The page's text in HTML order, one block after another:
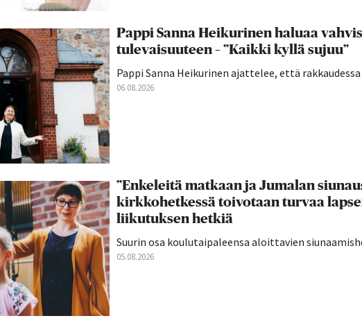
Pappi Sanna Heikurinen haluaa
tulevaisuuteen – ”Kaikki kyllä sujuu”
Pappi Sanna Heikurinen ajattelee, että
06.08.2026
”Enkeleitä matkaan ja Jumalan
kirkkohetkessä toivotaan turvaa
liikutuksen hetkiä
Suurin osa koulutaipaleensa aloittavien
05.08.2026